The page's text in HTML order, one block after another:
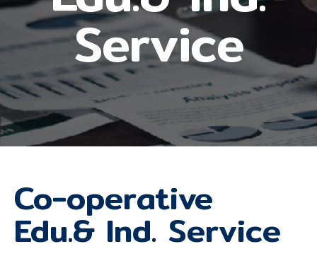
Service
Co-operative
Edu.& Ind. Service